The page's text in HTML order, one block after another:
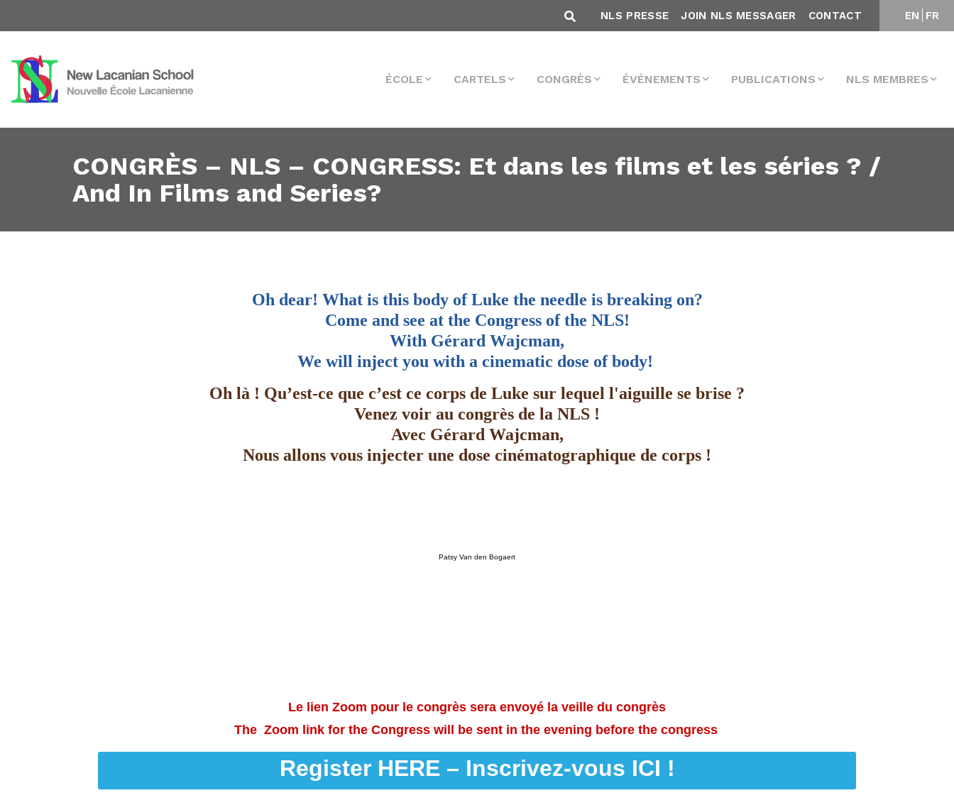
EN FR
NLS PRESSE JOIN NLS MESSAGER CONTACT
ÉCOLE CARTELS CONGRÈS ÉVÉNEMENTS PUBLICATIONS NLS MEMBRES
CONGRÈS – NLS – CONGRESS: Et dans les films et les séries ? /
And In Films and Series?
Oh dear! What is this body of Luke the needle is breaking on?
Come and see at the Congress of the NLS!
With Gérard Wajcman,
We will inject you with a cinematic dose of body!
Oh là ! Qu’est-ce que c’est ce corps de Luke sur lequel l'aiguille se brise ?
Venez voir au congrès de la NLS !
Avec Gérard Wajcman,
Nous allons vous injecter une dose cinématographique de corps !
Patsy Van den Bogaert
Le lien Zoom pour le congrès sera envoyé la veille du congrès
The Zoom link for the Congress will be sent in the evening before the congress
Register HERE – Inscrivez-vous ICI !